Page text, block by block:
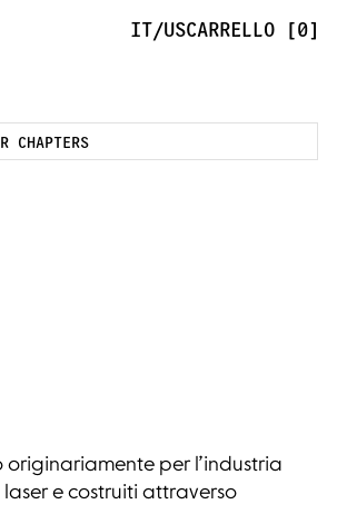
IT/USCARRELLO [0]
CHAPTERS
per l’industria
e costruiti attraverso